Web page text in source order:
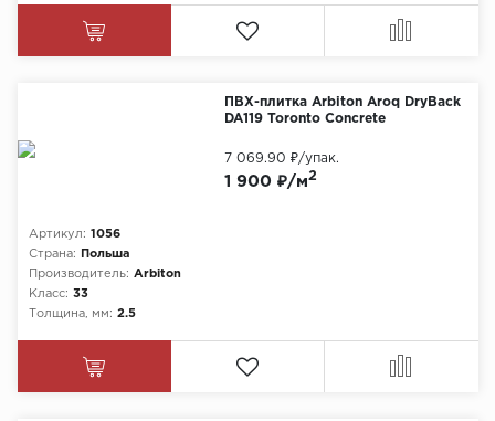
ПВХ-плитка Arbiton Aroq DryBack
DA119 Toronto Concrete
Артикул: 1056
Страна:
Польша
Производитель: Arbiton
Класс: 33
Толщина, мм: 2.5
1 900 ₽/м2
7 069.90 ₽/упак.